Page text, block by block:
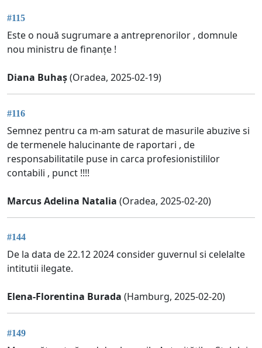
#115
Este o nouă sugrumare a antreprenorilor , domnule
nou ministru de finanțe !
Diana Buhaș(Oradea, 2025-02-19)
#116
Semnez pentru ca m-am saturat de masurile abuzive si
de termenele halucinante de raportari , de
responsabilitatile puse in carca profesionistililor
contabili , punct !!!!
Marcus Adelina Natalia (Oradea, 2025-02-20)
#144
De la data de 22.12 2024 consider guvernul si celelalte
intitutii ilegate.
Elena-Florentina Burada (Hamburg, 2025-02-20)
#149